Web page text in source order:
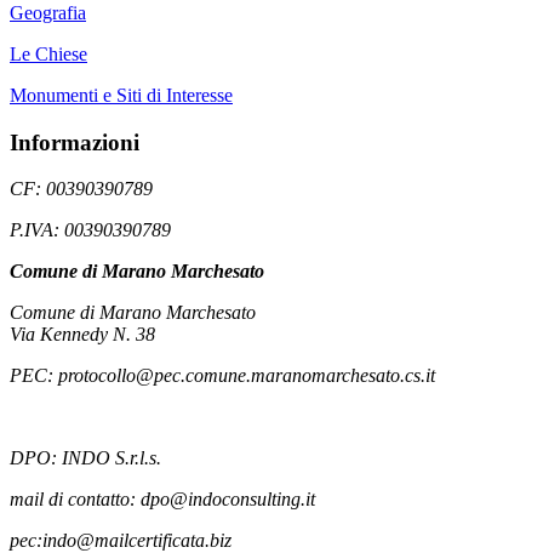
Geografia
Le Chiese
Monumenti e Siti di Interesse
Informazioni
CF: 00390390789
P.IVA: 00390390789
Comune di Marano Marchesato
Comune di Marano Marchesato
Via Kennedy N. 38
PEC: protocollo@pec.comune.maranomarchesato.cs.it
DPO: INDO S.r.l.s.
mail di contatto: dpo@indoconsulting.it
pec:indo@mailcertificata.biz